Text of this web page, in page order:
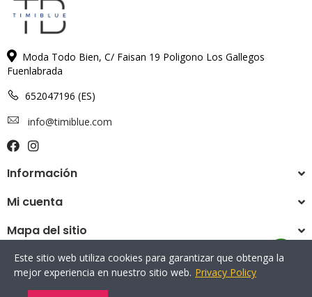
Moda Todo Bien, C/ Faisan 19 Poligono Los Gallegos
Fuenlabrada
652047196 (ES)
info@timiblue.com
Información
Mi cuenta
Mapa del sitio
Copyright © 2022 Timiblue All Rights Reserved.
Este sitio web utiliza cookies para garantizar que obtenga la
mejor experiencia en nuestro sitio web. Privacy Policy